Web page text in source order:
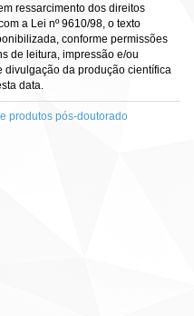
ressarcimento dos direitos
a Lei nº 9610/98, o texto
conforme permissões
de leitura, impressão e/ou
divulgação da produção científica
data.
produtos pós-doutorado